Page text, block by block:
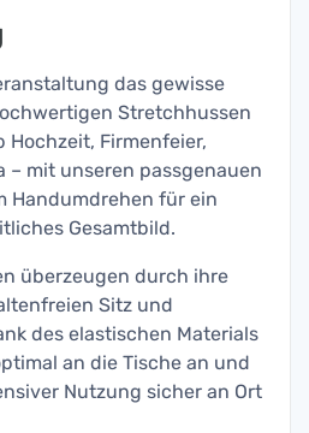
das gewisse
Stretchhussen
Firmenfeier,
– mit unseren passgenauen
Handumdrehen für ein
Gesamtbild.
überzeugen durch ihre
Sitz und
des elastischen Materials
an die Tische an und
Nutzung sicher an Ort